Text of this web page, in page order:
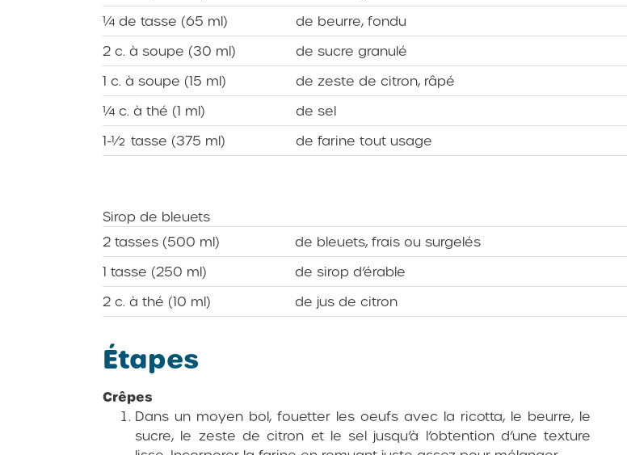
¼ de tasse (65 ml)
de beurre, fondu
2 c. à soupe (30 ml)
de sucre granulé
1 c. à soupe (15 ml)
de zeste de citron, râpé
¼ c. à thé (1 ml)
de sel
1-½ tasse (375 ml)
de farine tout usage
Sirop de bleuets
2 tasses (500 ml)
de bleuets, frais ou surgelés
1 tasse (250 ml)
de sirop d’érable
2 c. à thé (10 ml)
de jus de citron
Étapes
Crêpes
Dans un moyen bol, fouetter les oeufs avec la ricotta, le beurre, le
sucre, le zeste de citron et le sel jusqu’à l’obtention d’une texture